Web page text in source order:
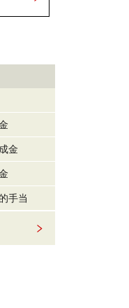
金
手当